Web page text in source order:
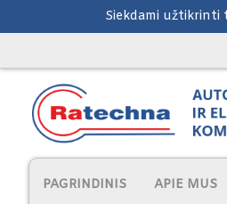
Siekdami užtikrinti
PAGRINDINIS APIE MUS